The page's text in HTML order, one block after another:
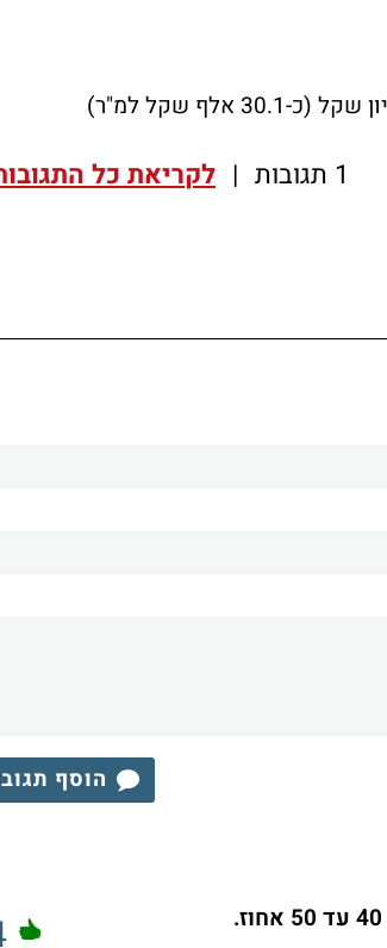
1 תגובות | לקריאת כל
הוסף